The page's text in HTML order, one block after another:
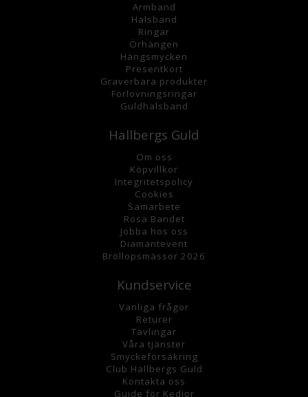
Armband
Halsband
Ringar
Örhängen
Hängsmycken
Presentkort
Graverbara produkter
Förlovningsringar
Guldhalsband
Hallbergs Guld
Om oss
Köpvillkor
Integritetspolicy
Cookies
Samarbete
Rosa Bandet
Jobba hos oss
Diamantevent
Bröllopsmässor 2026
Kundservice
Vanliga frågor
Returer
Tävlingar
Våra tjänster
Smyckeförsäkring
Club Hallbergs Guld
Kontakta oss
Guide för Kedjor